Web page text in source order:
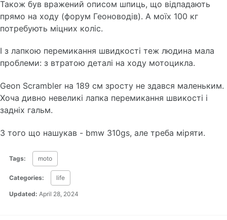
Також був вражений описом шпиць, що відпадають
прямо на ходу (форум Геоноводів). А моїх 100 кг
потребують міцних коліс.
І з лапкою перемикання швидкості теж людина мала
проблеми: з втратою деталі на ходу мотоцикла.
Geon Scrambler на 189 см зросту не здався маленьким.
Хоча дивно невеликі лапка перемикання швикості і
задніх гальм.
З того що нашукав - bmw 310gs, але треба міряти.
Tags: moto
Categories: life
Updated: April 28, 2024